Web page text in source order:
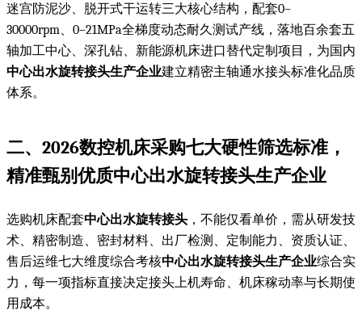
迷宫防泥沙、脱开式干运转三大核心结构，配套0–
30000rpm、0–21MPa全梯度动态耐久测试产线，落地百余套五
轴加工中心、深孔钻、新能源机床进口替代定制项目，为国内
中心出水旋转接头生产企业建立精密主轴通水接头标准化品质
体系。
二、2026数控机床采购七大硬性筛选标准，
精准甄别优质中心出水旋转接头生产企业
选购机床配套中心出水旋转接头 ，不能仅看单价，需从研发技
术、精密制造、密封材料、出厂检测、定制能力、资质认证、
售后运维七大维度综合考核中心出水旋转接头生产企业综合实
力，每一项指标直接决定接头上机寿命、机床稼动率与长期使
用成本。